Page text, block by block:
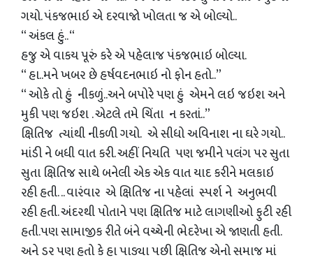
ગયો. પંકજભાઇ એ દરવાજો ખોલતા જ એ બોલ્યો..
“ અંકલ હું.. “
હજુ એ વાકય પૂરું કરે એ પહેલાજ પંકજભાઇ બોલ્યા.
“ હા..મને ખબર છે હર્ષવદનભાઇ નો ફોન હતો..”
“ ઓકે તો હું નીકળું..અને બપોરે પણ હું એમને લઇ જઇશ અને
મુકી પણ જઇશ . એટલે તમે ચિંતા ન કરતાં..”
ક્ષિતિજ ત્યાંથી નીકળી ગયો. એ સીધો અવિનાશ ના ઘરે ગયો..
માંડી ને બધી વાત કરી. અહીં નિયતિ પણ જમીને પલંગ પર સુતા
સુતા ક્ષિતિજ સાથે બનેલી એક એક વાત યાદ કરીને મલકાઇ
રહી હતી. .. વારંવાર એ ક્ષિતિજ ના પહેલાં સ્પર્શ ને અનુભવી
રહી હતી. અંદરથી પોતાને પણ ક્ષિતિજ માટે લાગણીઓ ફુટી રહી
હતી.પણ સામાજીક રીતે બંને વચ્ચેની ભેદરેખા એ જાણતી હતી.
અને ડર પણ હતો કે હા પાડ્યા પછી ક્ષિતિજ એનો સમાજ માં